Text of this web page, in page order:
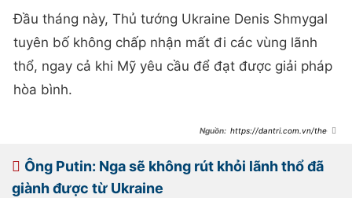
Đầu tháng này, Thủ tướng Ukraine Denis Shmygal
tuyên bố không chấp nhận mất đi các vùng lãnh
thổ, ngay cả khi Mỹ yêu cầu để đạt được giải pháp
hòa bình.
https://dantri.com.vn/the-
voi-nga-20250315072756619.htm
Ông Putin: Nga sẽ không rút khỏi lãnh thổ đã
giành được từ Ukraine